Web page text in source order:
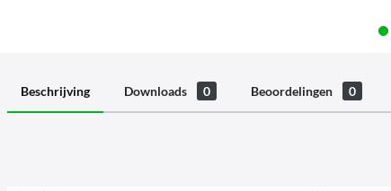
Beschrijving Downloads 0 Beoordelingen 0